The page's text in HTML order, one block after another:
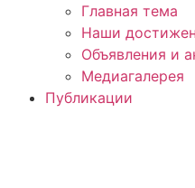
Главная тема
Наши
Объявления и
Медиагалерея
Публикации